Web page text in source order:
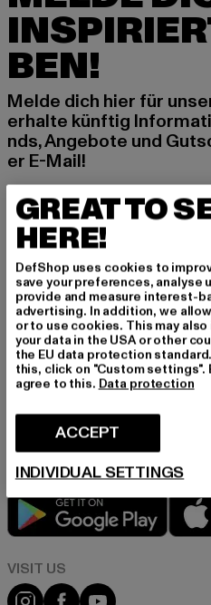
BEN!
Melde dich hier für
erhalte künftig
nds, Angebote und
er E-Mail!
An welchen Produkten bist
MÄNNER
FRAUEN
E-MAIL
in unserer Datenschutzerklärung.
abmelden.Datenschutzerklärung lesen.
Play
Visit our Instagram page:
Visit our Facebook
Visit our
GREAT TO
HERE!
DefShop uses cookies to
save your preferences, analyse
provide and measure interest-
advertising. In addition, we
or to use cookies. This may
your data in the USA or other
the EU data protection
this, click on "Custom settings".
agree to this. Data protection
ACCEPT
INDIVIDUAL SETTINGS